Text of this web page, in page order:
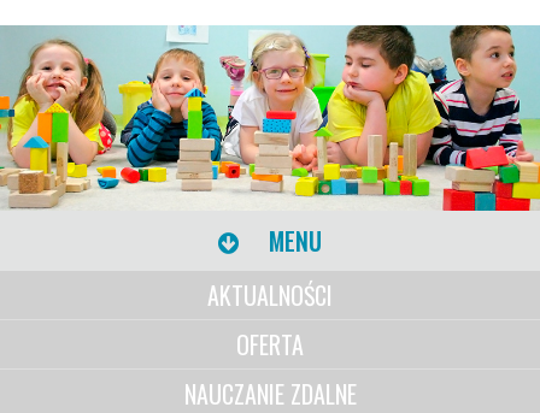
MENU
AKTUALNOŚCI
OFERTA
NAUCZANIE ZDALNE